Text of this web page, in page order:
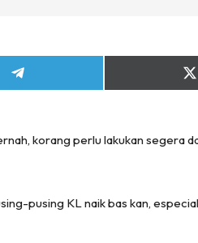
Share
on
korang perlu lakukan segera
pusing KL naik bas kan,